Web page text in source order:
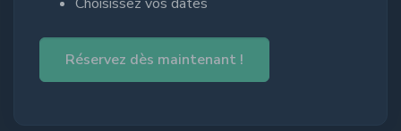
Réservez dès maintenant !